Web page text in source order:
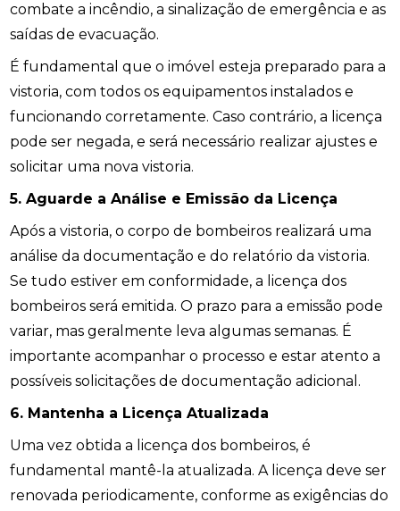
combate a incêndio, a sinalização de emergência e as
saídas de evacuação.
É fundamental que o imóvel esteja preparado para a
vistoria, com todos os equipamentos instalados e
funcionando corretamente. Caso contrário, a licença
pode ser negada, e será necessário realizar ajustes e
solicitar uma nova vistoria.
5. Aguarde a Análise e Emissão da Licença
Após a vistoria, o corpo de bombeiros realizará uma
análise da documentação e do relatório da vistoria.
Se tudo estiver em conformidade, a licença dos
bombeiros será emitida. O prazo para a emissão pode
variar, mas geralmente leva algumas semanas. É
importante acompanhar o processo e estar atento a
possíveis solicitações de documentação adicional.
6. Mantenha a Licença Atualizada
Uma vez obtida a licença dos bombeiros, é
fundamental mantê-la atualizada. A licença deve ser
renovada periodicamente, conforme as exigências do